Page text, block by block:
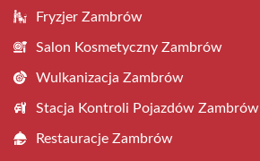
Fryzjer Zambrów
Salon Kosmetyczny Zambrów
Wulkanizacja Zambrów
Stacja Kontroli Pojazdów Zambrów
Restauracje Zambrów